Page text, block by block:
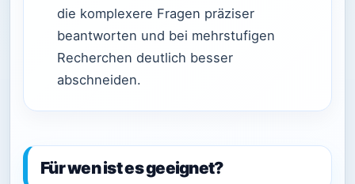
die komplexere Fragen präziser
beantworten und bei mehrstufigen
Recherchen deutlich besser
abschneiden.
Für wen ist es geeignet?